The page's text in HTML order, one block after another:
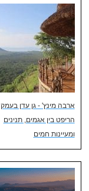
ארבה מינץ' - גן עדן בעמק
הריפט בין אגמים, תנינים
ומעיינות חמים